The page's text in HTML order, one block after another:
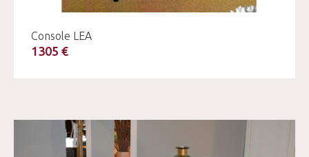
Console LEA
1305 €